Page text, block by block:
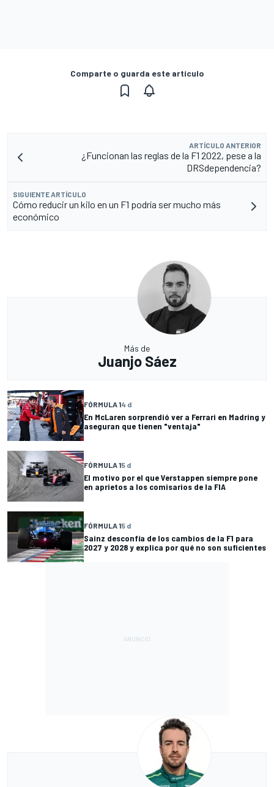
Comparte o guarda este artículo
ARTÍCULO ANTERIOR
¿Funcionan las reglas de la F1 2022, pese a la
DRSdependencia?
SIGUIENTE ARTÍCULO
Cómo reducir un kilo en un F1 podría ser mucho más
económico
Más de
Juanjo Sáez
FÓRMULA 14 d
En McLaren sorprendió ver a Ferrari en Madring y
aseguran que tienen "ventaja"
FÓRMULA 15 d
El motivo por el que Verstappen siempre pone
en aprietos a los comisarios de la FIA
FÓRMULA 15 d
Sainz desconfía de los cambios de la F1 para
2027 y 2028 y explica por qué no son suficientes